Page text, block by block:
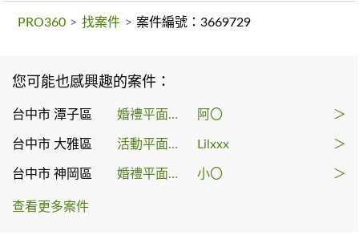
PRO360 > 找案件 > 案件編號：3669729
您可能也感興趣的案件：
台中市 潭子區 婚禮平面攝影 阿〇 ＞
台中市 大雅區 活動平面攝影 Lilxxx ＞
台中市 神岡區 婚禮平面攝影 小〇 ＞
查看更多案件